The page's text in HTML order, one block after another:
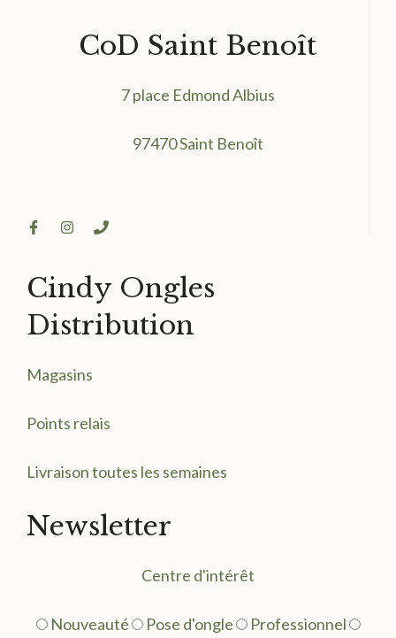
CoD Saint Benoît
7 place Edmond Albius
97470 Saint Benoît
Cindy Ongles
Distribution
Magasins
Points relais
Livraison toutes les semaines
Newsletter
Centre d'intérêt
Nouveauté Pose d'ongle
Professionnel